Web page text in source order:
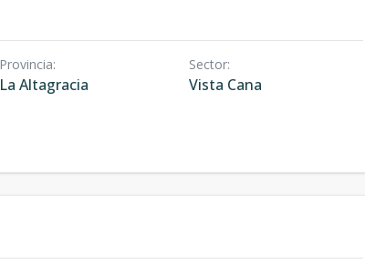
Provincia:
La Altagracia
Sector:
Vista Cana